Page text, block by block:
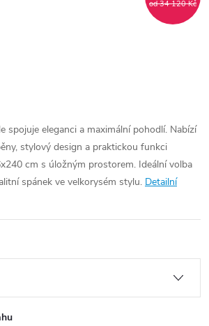
od 34 120 Kč
spojuje eleganci a maximální pohodlí. Nabízí
stylový design a praktickou funkci
cm s úložným prostorem. Ideální volba
spánek ve velkorysém stylu. Detailní